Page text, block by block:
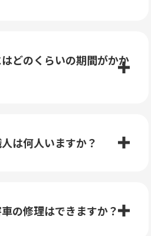
どのくらいの期間がかか
は何人いますか？
の修理はできますか？